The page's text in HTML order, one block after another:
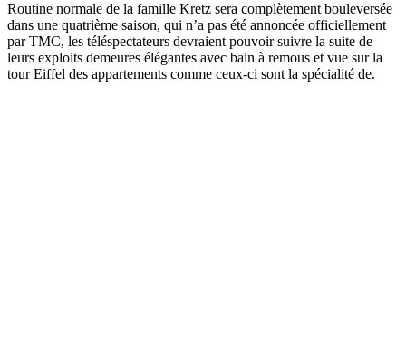
Routine normale de la famille Kretz sera complètement bouleversée
dans une quatrième saison, qui n’a pas été annoncée officiellement
par TMC, les téléspectateurs devraient pouvoir suivre la suite de
leurs exploits demeures élégantes avec bain à remous et vue sur la
tour Eiffel des appartements comme ceux-ci sont la spécialité de.